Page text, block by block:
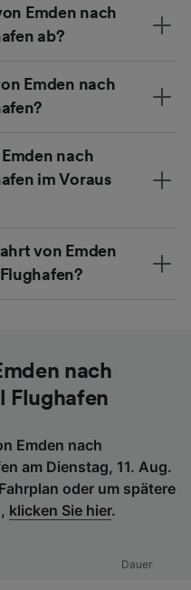
Emden nach
ab?
Emden nach
nach
im Voraus
von Emden
nach
Flughafen
Emden nach
am Dienstag, 11. Aug.
oder um spätere
klicken Sie hier.
Dauer